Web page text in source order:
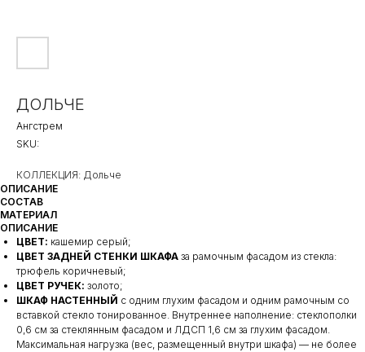
ДОЛЬЧЕ
Ангстрем
SKU:
КОЛЛЕКЦИЯ: Дольче
ОПИСАНИЕ
СОСТАВ
МАТЕРИАЛ
ОПИСАНИЕ
ЦВЕТ: кашемир серый;
ЦВЕТ ЗАДНЕЙ СТЕНКИ ШКАФА за рамочным фасадом из стекла:
трюфель коричневый;
ЦВЕТ РУЧЕК: золото;
ШКАФ НАСТЕННЫЙ с одним глухим фасадом и одним рамочным со
вставкой стекло тонированное. Внутреннее наполнение: стеклополки
0,6 см за стеклянным фасадом и ЛДСП 1,6 см за глухим фасадом.
Максимальная нагрузка (вес, размещенный внутри шкафа) — не более